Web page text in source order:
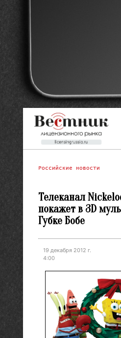
Российские новости
Телеканал
покажет в 3D
Губке Бобе
19 декабря 2012 г.
4:00